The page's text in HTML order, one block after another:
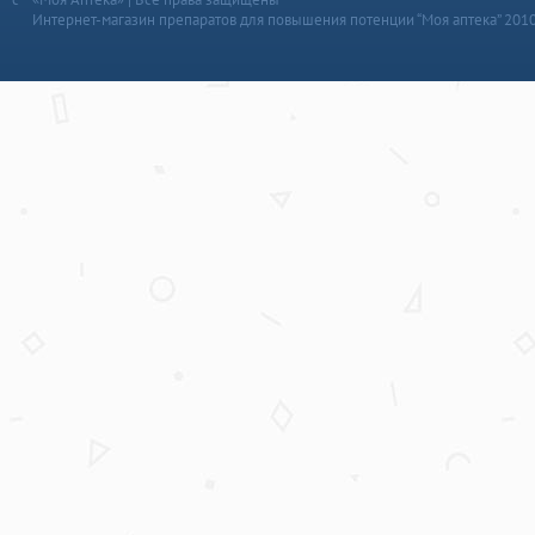
Интернет-магазин препаратов для повышения потенции “Моя аптека”